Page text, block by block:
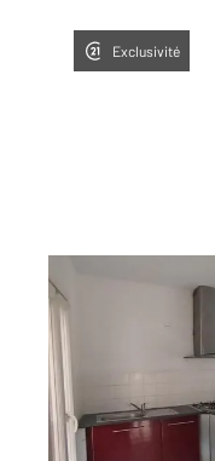
Exclusivité
GRAULHET 81
475 €
par mois charges